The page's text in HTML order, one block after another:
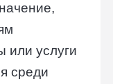
или услуги
среди